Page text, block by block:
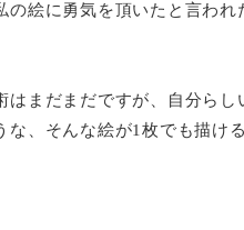
絵に勇気を頂いたと言われ
まだまだですが、自分ら
、そんな絵が1枚でも描け